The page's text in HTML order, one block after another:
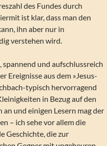
des Fundes durch
ist klar, dass man den
ihn aber nur in
verstehen wird.
spannend und aufschlussreich
Ereignisse aus dem »Jesus-
typisch hervorragend
in Bezug auf den
und einigen Lesern mag der
– ich sehe vor allem die
Geschichte, die zur